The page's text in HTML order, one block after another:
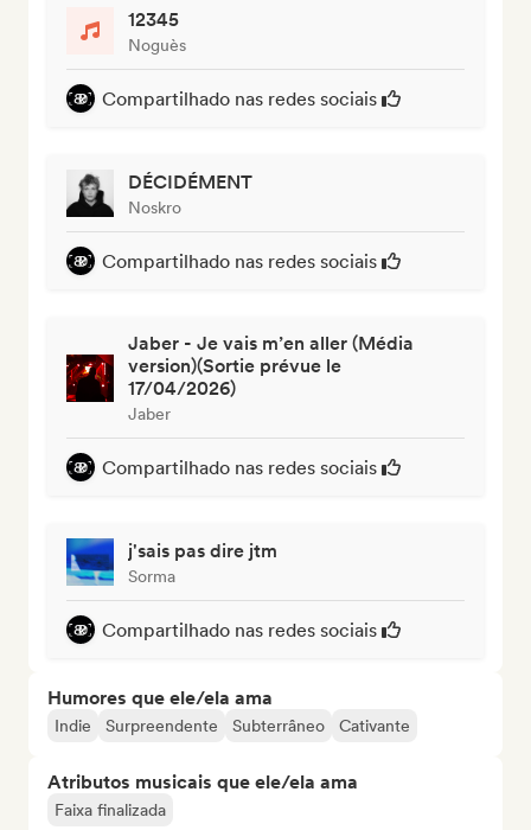
12345
Noguès
Compartilhado nas redes sociais
DÉCIDÉMENT
Noskro
Compartilhado nas redes sociais
Jaber - Je vais m’en aller (Média
version)(Sortie prévue le
17/04/2026)
Jaber
Compartilhado nas redes sociais
j'sais pas dire jtm
Sorma
Compartilhado nas redes sociais
Humores que ele/ela ama
Indie Surpreendente Subterrâneo Cativante
Atributos musicais que ele/ela ama
Faixa finalizada